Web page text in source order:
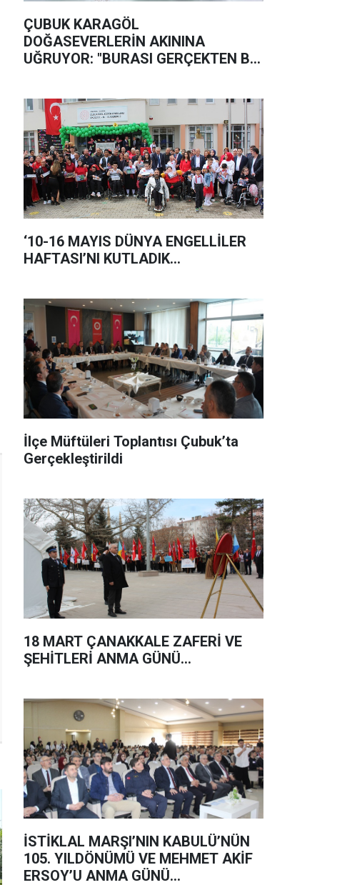
ÇUBUK KARAGÖL
DOĞASEVERLERİN AKININA
UĞRUYOR: "BURASI GERÇEKTEN BİR
‘10-16 MAYIS DÜNYA ENGELLİLER
HAFTASI’NI KUTLADIK…
İlçe Müftüleri Toplantısı Çubuk’ta
Gerçekleştirildi
18 MART ÇANAKKALE ZAFERİ VE
ŞEHİTLERİ ANMA GÜNÜ...
İSTİKLAL MARŞI’NIN KABULÜ’NÜN
105. YILDÖNÜMÜ VE MEHMET AKİF
ERSOY’U ANMA GÜNÜ...